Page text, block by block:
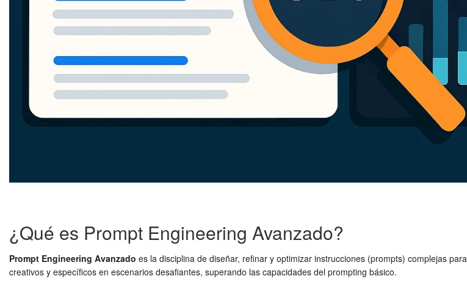
¿Qué es Prompt Engineering Avanzado?
Prompt Engineering Avanzado es la disciplina de diseñar, refinar y optimizar instrucciones (prompts) complejas
creativos y específicos en escenarios desafiantes, superando las capacidades del prompting básico.